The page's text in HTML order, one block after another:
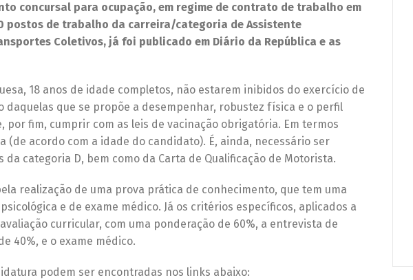
concursal para ocupação, em regime de contrato de trabalho em
postos de trabalho da carreira/categoria de Assistente
Coletivos, já foi publicado em Diário da República e as
18 anos de idade completos, não estarem inibidos do exercício de
que se propõe a desempenhar, robustez física e o perfil
fim, cumprir com as leis de vacinação obrigatória. Em termos
acordo com a idade do candidato). É, ainda, necessário ser
categoria D, bem como da Carta de Qualificação de Motorista.
realização de uma prova prática de conhecimento, que tem uma
e de exame médico. Já os critérios específicos, aplicados a
curricular, com uma ponderação de 60%, a entrevista de
40%, e o exame médico.
podem ser encontradas nos links abaixo: